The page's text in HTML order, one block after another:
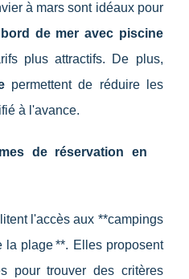
à mars sont idéaux pour
de mer avec piscine
plus attractifs. De plus,
permettent de réduire les
à l'avance.
de réservation en
l'accès aux **campings
plage **. Elles proposent
pour trouver des critères